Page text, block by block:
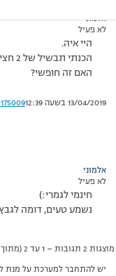
אלמוני
לא פעיל
היי איה.
הכנתי תבשיל של 2 חצילים, 3 גמבות ו-2 בצלים בינוניים עם תרסיס שמן קנולה רק כדי לשמן את המחבת …אני מניחה שאפילו חצי כפית שמן אין שם.
האם זה חופשי?
13/04/2019 בשעה 12:39
אלמוני
לא פעיל
חינמי לגמרי:)
נשמע טעים, דומה
מוצגות 2 תגובות – 1 עד 2 (מתוך 2 סה״כ)
יש להתחבר למערכת על מנת